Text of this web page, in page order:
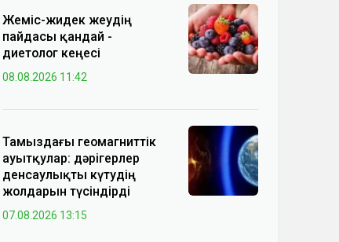
Жеміс-жидек жеудің
пайдасы қандай -
диетолог кеңесі
08.08.2026 11:42
Тамыздағы геомагниттік
ауытқулар: дәрігерлер
денсаулықты күтудің
жолдарын түсіндірді
07.08.2026 13:15